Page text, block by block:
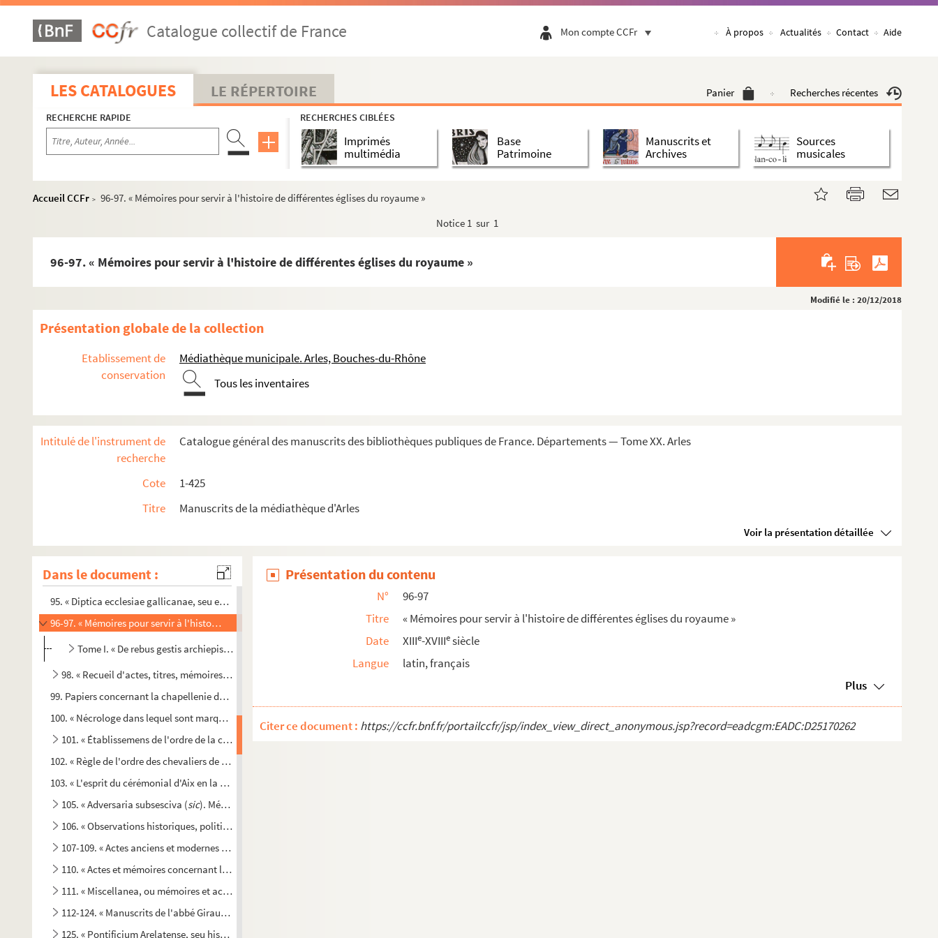
Catalogue collectif de France Mon compte CCFr À propos Actualités Contact Aide
LES CATALOGUES LE RÉPERTOIRE Panier Recherches récentes
RECHERCHE RAPIDE RECHERCHES CIBLÉES
Imprimés
multimédia
Base
Patrimoine
Manuscrits et
Archives
Sources
musicales
Accueil CCFr > 96-97. « Mémoires pour servir à l'histoire de différentes églises du royaume »
Notice 1 sur 1
96-97. « Mémoires pour servir à l'histoire de différentes églises du royaume »
Modifié le : 20/12/2018
Présentation globale de la collection
Etablissement de
conservation
Médiathèque municipale. Arles, Bouches-du-Rhône
Tous les inventaires
Intitulé de l'instrument de
recherche
Catalogue général des manuscrits des bibliothèques publiques de France. Départements — Tome XX. Arles
Cote
1-425
Titre
Manuscrits de la médiathèque d'Arles
Voir la présentation détaillée
Dans le document :
68. « Discipline des églises réformées. » Titre au dos
69. « Excerpta »
70. Remarques et pensées sur toute sorte de sujets
71. « Étude critique sur le livre du peuple de F. de la Mennais. Par Louis de Carné, de l'Académie franç...
72. « Jusques où la démocratie peut être admise dans le gouvernement monarchique. Traitté des principaux...
73. Cours abrégé des sciences
74. « Traicté de la sphère. 1643 »
75. « Combinaison de signaux de jour et de nuit, composée de 341 signes propres à signaler des nombres d...
79. « Dix-neuf dessins à la sanguine, par Charles-Joseph Natoire, directeur de l'École de Rome »
82. « Chants des cantiques spirituels provençaux et François. Gravés par le s
84. « Recueil de chansons. » Titre au dos
85. « Le couronnement du jeune David, pastorale qui fut représentée par les écoliers et pensionnaires du...
87. « Les œuvrettes de Gaspar Melchior Balthasar, d'Arles, recueillies par Louis Mège »
88. « Poésies de Claude Bernard, d'Arles »
91. « Poésies [françaises] de Gabriel Payan »
93. « Le portefeuille du chevalier de Romieu. Second cahier. Littérature. Manuscrit original »
94. « Avantures galantes et divertissantes du duc de Roquelaure, ou le Momus françois. » (Publiées pour ...
95. « Diptica ecclesiae gallicanae, seu episcoporum ecclesiae gallicanae in unaquaque sede ordo successi...
96-97. « Mémoires pour servir à l'histoire de différentes églises du royaume »
Tome I. « De rebus gestis archiepiscoporum Lugdunensium »
98. « Recueil d'actes, titres, mémoires, lettres pastorales, etc., relatifs à des matières ecclésiastiqu...
99. Papiers concernant la chapellenie de Saint-Jean-Baptiste de Reillane
100. « Nécrologe dans lequel sont marqués les noms, surnoms, la date de la mort des religieux et des bien...
101. « Établissemens de l'ordre de la chevalerie des Hospitaliers de Sainct-Jehan-Baptiste de Jhérusalem....
102. « Règle de l'ordre des chevaliers de Saint-Jean de Jérusalem »
103. « L'esprit du cérémonial d'Aix en la célébration de la Fête-Dieu. Par Pierre-Joseph de Haitze. Reced...
105. « Adversaria subsesciva (sic). Mélanges rassemblés à mes heures perdues. 1771. L. B. (Laurent Bonnem...
106. « Observations historiques, politiques, littéraires, critiques, sacrées et prophanes. L. B. P. (Laur...
107-109. « Actes anciens et modernes concernant l'archevêché d'Arles.»
110. « Actes et mémoires concernant l'église d'Arles »
111. « Miscellanea, ou mémoires et actes relatifs à l'histoire civile et ecclésiastique de la ville d'Arl...
112-124. « Manuscrits de l'abbé Giraud [chanoine d'Arles], recueillis et mis en ordre par Louis Mège »
125. « Pontificium Arelatense, seu historia primatum sanctae Arelatensis ecclesiae. Auctore Petro Saxio. ...
Présentation du contenu
N°
96-97
Titre
« Mémoires pour servir à l'histoire de différentes églises du royaume »
Date
XIIIe-XVIIIesiècle
Langue
latin, français
Plus
Citer ce document : https://ccfr.bnf.fr/portailccfr/jsp/index_view_direct_anonymous.jsp?record=eadcgm:EADC:D25170262